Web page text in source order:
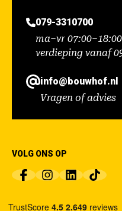
079-3310700
ma–vr
verdieping vanaf
info@bouwhof.nl
Vragen of advies
VOLG ONS OP